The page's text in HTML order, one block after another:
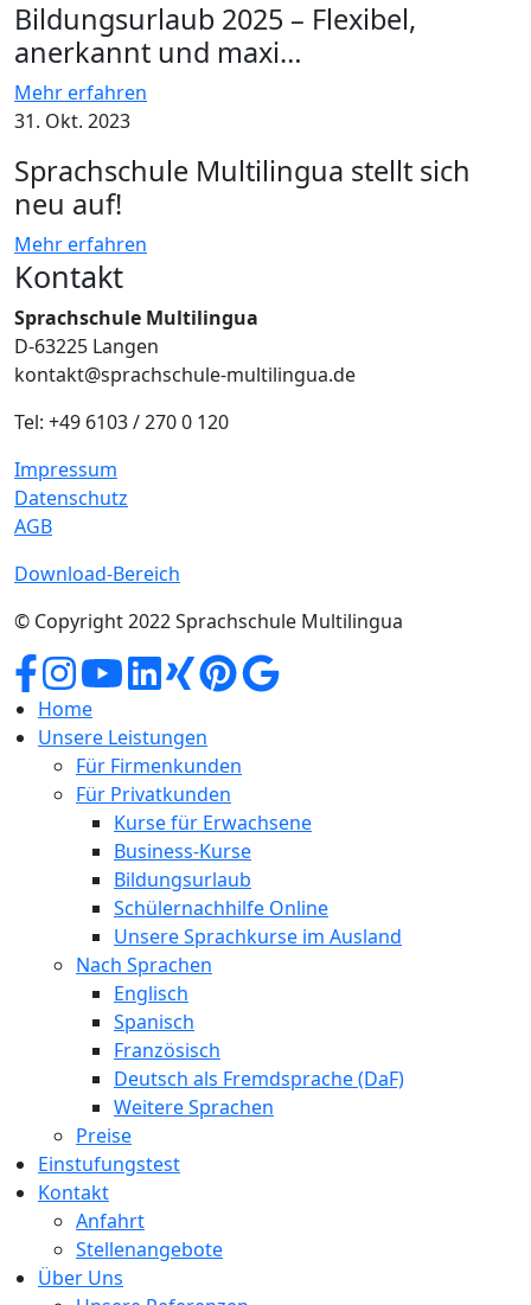
Bildungsurlaub 2025 – Flexibel,
anerkannt und maxi…
Mehr erfahren
31. Okt. 2023
Sprachschule Multilingua stellt sich
neu auf!
Mehr erfahren
Kontakt
Sprachschule Multilingua
D-63225 Langen
kontakt@sprachschule-multilingua.de
Tel: +49 6103 / 270 0 120
Impressum
Datenschutz
AGB
Download-Bereich
© Copyright 2022 Sprachschule Multilingua
Home
Unsere Leistungen
Für Firmenkunden
Für Privatkunden
Kurse für Erwachsene
Business-Kurse
Bildungsurlaub
Schülernachhilfe Online
Unsere Sprachkurse im Ausland
Nach Sprachen
Englisch
Spanisch
Französisch
Deutsch als Fremdsprache (DaF)
Weitere Sprachen
Preise
Einstufungstest
Kontakt
Anfahrt
Stellenangebote
Über Uns